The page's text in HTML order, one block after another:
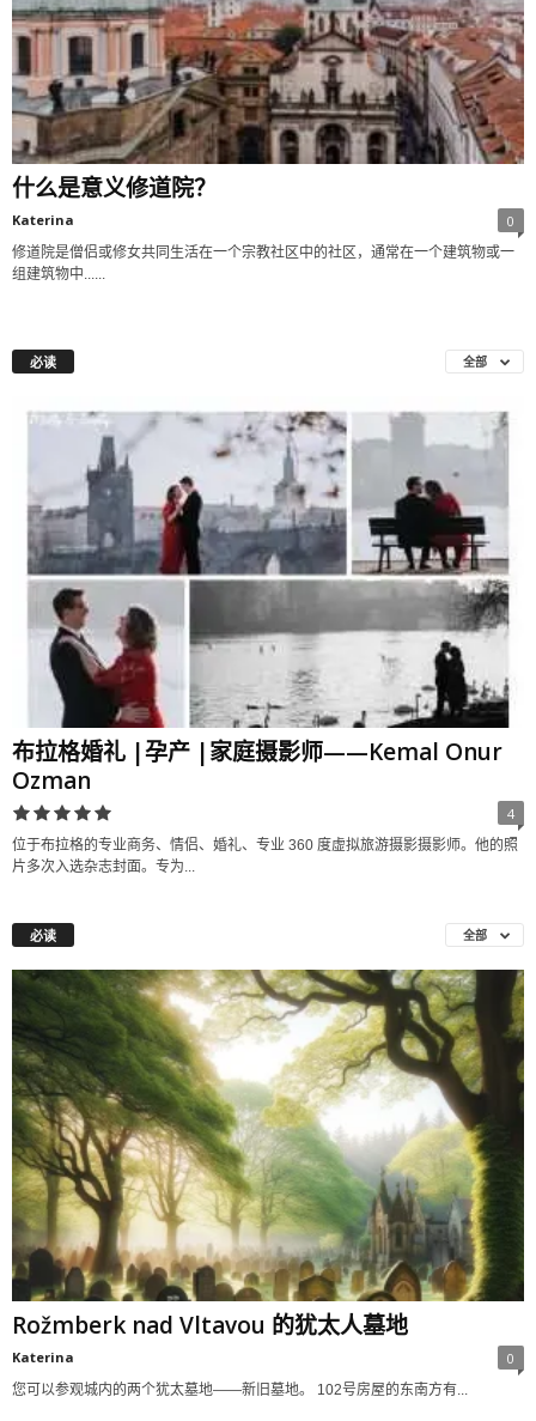
什么是意义修道院？
Katerina 0
修道院是僧侣或修女共同生活在一个宗教社区中的社区，通常在一个建筑物或一
组建筑物中......
必读 全部
布拉格婚礼 |孕产 |家庭摄影师——Kemal Onur
Ozman
4
位于布拉格的专业商务、情侣、婚礼、专业 360 度虚拟旅游摄影摄影师。他的照
片多次入选杂志封面。专为...
必读 全部
Rožmberk nad Vltavou 的犹太人墓地
Katerina 0
您可以参观城内的两个犹太墓地——新旧墓地。 102号房屋的东南方有...